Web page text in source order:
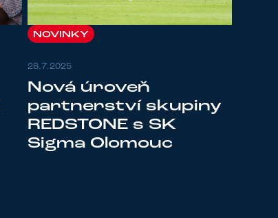
NOVINKY
28.7.2025
Nová úroveň
partnerství skupiny
REDSTONE s SK
Sigma Olomouc